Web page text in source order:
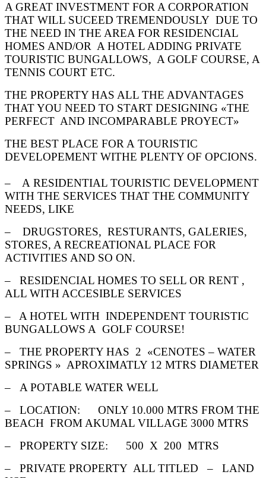
A GREAT INVESTMENT FOR A CORPORATION
THAT WILL SUCEED TREMENDOUSLY DUE TO
THE NEED IN THE AREA FOR RESIDENCIAL
HOMES AND/OR A HOTEL ADDING PRIVATE
TOURISTIC BUNGALLOWS, A GOLF COURSE, A
TENNIS COURT ETC.
THE PROPERTY HAS ALL THE ADVANTAGES
THAT YOU NEED TO START DESIGNING «THE
PERFECT AND INCOMPARABLE PROYECT»
THE BEST PLACE FOR A TOURISTIC
DEVELOPEMENT WITHE PLENTY OF OPCIONS.
– A RESIDENTIAL TOURISTIC DEVELOPMENT
WITH THE SERVICES THAT THE COMMUNITY
NEEDS, LIKE
– DRUGSTORES, RESTURANTS, GALERIES,
STORES, A RECREATIONAL PLACE FOR
ACTIVITIES AND SO ON.
– RESIDENCIAL HOMES TO SELL OR RENT ,
ALL WITH ACCESIBLE SERVICES
– A HOTEL WITH INDEPENDENT TOURISTIC
BUNGALLOWS A GOLF COURSE!
– THE PROPERTY HAS 2 «CENOTES – WATER
SPRINGS » APROXIMATLY 12 MTRS DIAMETER
– A POTABLE WATER WELL
– LOCATION: ONLY 10.000 MTRS FROM THE
BEACH FROM AKUMAL VILLAGE 3000 MTRS
– PROPERTY SIZE: 500 X 200 MTRS
– PRIVATE PROPERTY ALL TITLED – LAND